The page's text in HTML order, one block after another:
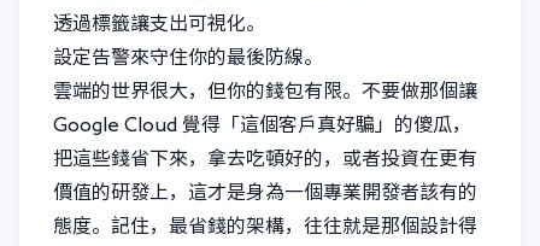
透過標籤讓支出可視化。
設定告警來守住你的最後防線。
雲端的世界很大，但你的錢包有限。不要做那個讓
Google Cloud 覺得「這個客戶真好騙」的傻瓜，
把這些錢省下來，拿去吃頓好的，或者投資在更有
價值的研發上，這才是身為一個專業開發者該有的
態度。記住，最省錢的架構，往往就是那個設計得